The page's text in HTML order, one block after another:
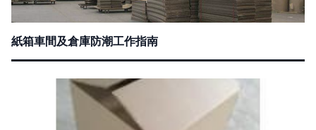
紙箱車間及倉庫防潮工作指南